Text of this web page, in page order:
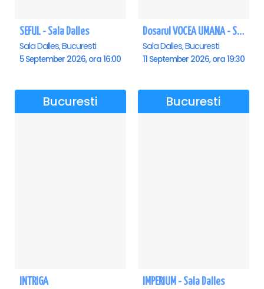
SEFUL - Sala Dalles
Sala Dalles, Bucuresti
5 September 2026, ora 16:00
Dosarul VOCEA UMANA - Sala Dalles
Sala Dalles, Bucuresti
11 September 2026, ora 19:30
Bucuresti
INTRIGA
Bucuresti
IMPERIUM - Sala Dalles